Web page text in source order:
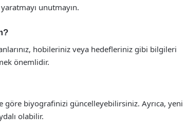
unutmayın.
hobileriniz veya hedefleriniz gibi bilgileri
önemlidir.
göre biyografinizi güncelleyebilirsiniz. Ayrıca, yeni
olabilir.